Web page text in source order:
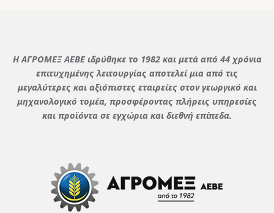
Η ΑΓΡΟΜΕΞ ΑΕΒΕ ιδρύθηκε το 1982 και μετά από 44 χρόνια
επιτυχημένης λειτουργίας αποτελεί μια από τις
μεγαλύτερες και αξιόπιστες εταιρείες στον γεωργικό και
μηχανολογικό τομέα, προσφέροντας πλήρεις υπηρεσίες
και προϊόντα σε εγχώρια και διεθνή επίπεδα.